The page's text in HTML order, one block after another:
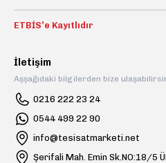
ETBİS’e Kayıtlıdır
İletişim
Aşşağıdaki bilgilerden bize
0216 222 23 24
0544 499 22 90
info@tesisatmarketi.net
Şerifali Mah. Emin Sk.NO:18/5